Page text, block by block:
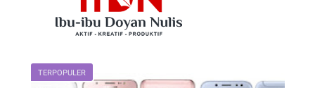
TERPOPULER